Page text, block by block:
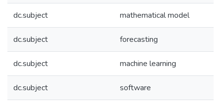
dc.subject mathematical model
dc.subject forecasting
dc.subject machine learning
dc.subject software